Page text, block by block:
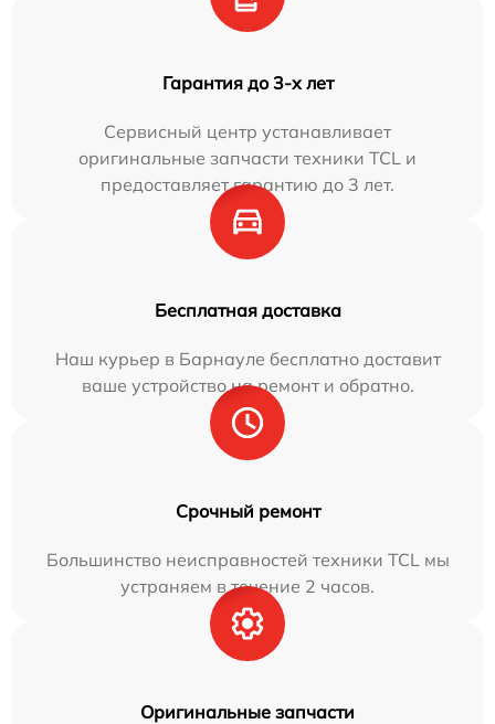
Гарантия до 3-х лет
Сервисный центр устанавливает
оригинальные запчасти техники TCL и
предоставляет гарантию до 3 лет.
Бесплатная доставка
Наш курьер в Барнауле бесплатно доставит
ваше устройство на ремонт и обратно.
Срочный ремонт
Большинство неисправностей техники TCL мы
устраняем в течение 2 часов.
Оригинальные запчасти